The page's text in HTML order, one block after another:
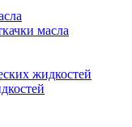
масла
жидкостей